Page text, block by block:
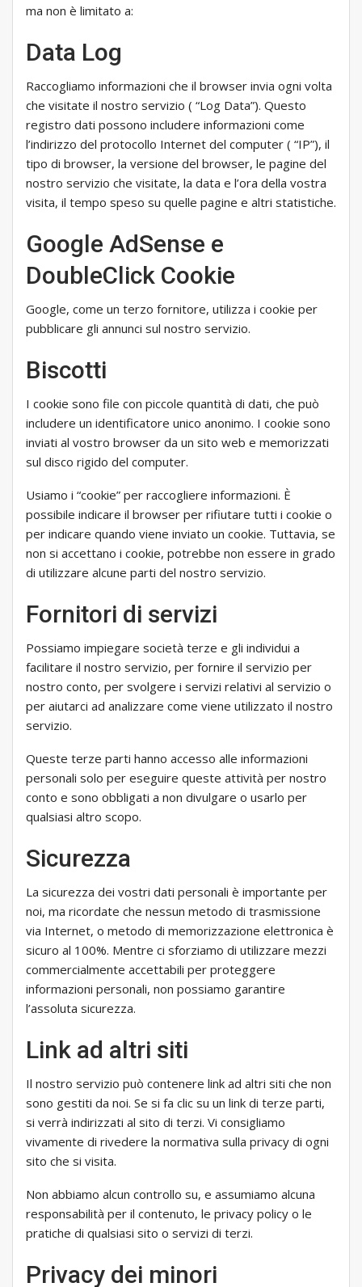
ma non è limitato a:
Data Log
Raccogliamo informazioni che il browser invia ogni volta
che visitate il nostro servizio ( “Log Data”). Questo
registro dati possono includere informazioni come
l’indirizzo del protocollo Internet del computer ( “IP”), il
tipo di browser, la versione del browser, le pagine del
nostro servizio che visitate, la data e l’ora della vostra
visita, il tempo speso su quelle pagine e altri statistiche.
Google AdSense e
DoubleClick Cookie
Google, come un terzo fornitore, utilizza i cookie per
pubblicare gli annunci sul nostro servizio.
Biscotti
I cookie sono file con piccole quantità di dati, che può
includere un identificatore unico anonimo. I cookie sono
inviati al vostro browser da un sito web e memorizzati
sul disco rigido del computer.
Usiamo i “cookie” per raccogliere informazioni. È
possibile indicare il browser per rifiutare tutti i cookie o
per indicare quando viene inviato un cookie. Tuttavia, se
non si accettano i cookie, potrebbe non essere in grado
di utilizzare alcune parti del nostro servizio.
Fornitori di servizi
Possiamo impiegare società terze e gli individui a
facilitare il nostro servizio, per fornire il servizio per
nostro conto, per svolgere i servizi relativi al servizio o
per aiutarci ad analizzare come viene utilizzato il nostro
servizio.
Queste terze parti hanno accesso alle informazioni
personali solo per eseguire queste attività per nostro
conto e sono obbligati a non divulgare o usarlo per
qualsiasi altro scopo.
Sicurezza
La sicurezza dei vostri dati personali è importante per
noi, ma ricordate che nessun metodo di trasmissione
via Internet, o metodo di memorizzazione elettronica è
sicuro al 100%. Mentre ci sforziamo di utilizzare mezzi
commercialmente accettabili per proteggere
informazioni personali, non possiamo garantire
l’assoluta sicurezza.
Link ad altri siti
Il nostro servizio può contenere link ad altri siti che non
sono gestiti da noi. Se si fa clic su un link di terze parti,
si verrà indirizzati al sito di terzi. Vi consigliamo
vivamente di rivedere la normativa sulla privacy di ogni
sito che si visita.
Non abbiamo alcun controllo su, e assumiamo alcuna
responsabilità per il contenuto, le privacy policy o le
pratiche di qualsiasi sito o servizi di terzi.
Privacy dei minori